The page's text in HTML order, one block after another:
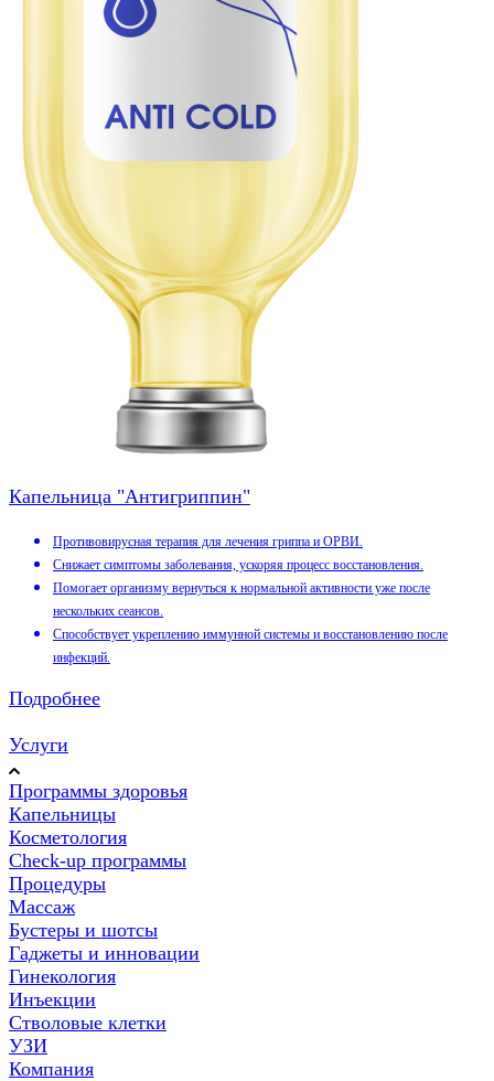
Капельница "Антигриппин"
Противовирусная терапия для лечения гриппа и ОРВИ.
Снижает симптомы заболевания, ускоряя процесс восстановления.
Помогает организму вернуться к нормальной активности уже после
нескольких сеансов.
Способствует укреплению иммунной системы и восстановлению после
инфекций.
Подробнее
Услуги
Программы здоровья
Капельницы
Косметология
Check-up программы
Процедуры
Массаж
Бустеры и шотсы
Гаджеты и инновации
Гинекология
Инъекции
Стволовые клетки
УЗИ
Компания